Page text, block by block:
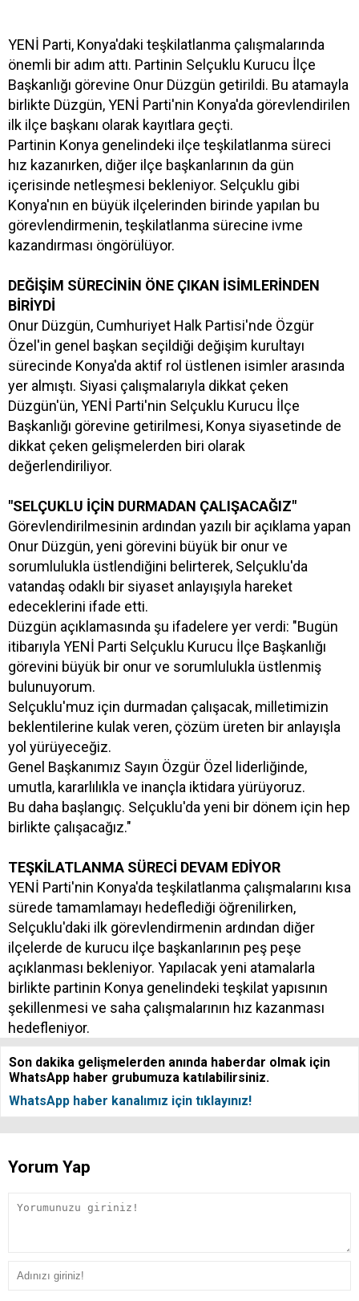
YENİ Parti, Konya'daki teşkilatlanma çalışmalarında
önemli bir adım attı. Partinin Selçuklu Kurucu İlçe
Başkanlığı görevine Onur Düzgün getirildi. Bu atamayla
birlikte Düzgün, YENİ Parti'nin Konya'da görevlendirilen
ilk ilçe başkanı olarak kayıtlara geçti.
Partinin Konya genelindeki ilçe teşkilatlanma süreci
hız kazanırken, diğer ilçe başkanlarının da gün
içerisinde netleşmesi bekleniyor. Selçuklu gibi
Konya'nın en büyük ilçelerinden birinde yapılan bu
görevlendirmenin, teşkilatlanma sürecine ivme
kazandırması öngörülüyor.
DEĞİŞİM SÜRECİNİN ÖNE ÇIKAN İSİMLERİNDEN
BİRİYDİ
Onur Düzgün, Cumhuriyet Halk Partisi'nde Özgür
Özel'in genel başkan seçildiği değişim kurultayı
sürecinde Konya'da aktif rol üstlenen isimler arasında
yer almıştı. Siyasi çalışmalarıyla dikkat çeken
Düzgün'ün, YENİ Parti'nin Selçuklu Kurucu İlçe
Başkanlığı görevine getirilmesi, Konya siyasetinde de
dikkat çeken gelişmelerden biri olarak
değerlendiriliyor.
"SELÇUKLU İÇİN DURMADAN ÇALIŞACAĞIZ"
Görevlendirilmesinin ardından yazılı bir açıklama yapan
Onur Düzgün, yeni görevini büyük bir onur ve
sorumlulukla üstlendiğini belirterek, Selçuklu'da
vatandaş odaklı bir siyaset anlayışıyla hareket
edeceklerini ifade etti.
Düzgün açıklamasında şu ifadelere yer verdi: "Bugün
itibarıyla YENİ Parti Selçuklu Kurucu İlçe Başkanlığı
görevini büyük bir onur ve sorumlulukla üstlenmiş
bulunuyorum.
Selçuklu'muz için durmadan çalışacak, milletimizin
beklentilerine kulak veren, çözüm üreten bir anlayışla
yol yürüyeceğiz.
Genel Başkanımız Sayın Özgür Özel liderliğinde,
umutla, kararlılıkla ve inançla iktidara yürüyoruz.
Bu daha başlangıç. Selçuklu'da yeni bir dönem için hep
birlikte çalışacağız."
TEŞKİLATLANMA SÜRECİ DEVAM EDİYOR
YENİ Parti'nin Konya'da teşkilatlanma çalışmalarını kısa
sürede tamamlamayı hedeflediği öğrenilirken,
Selçuklu'daki ilk görevlendirmenin ardından diğer
ilçelerde de kurucu ilçe başkanlarının peş peşe
açıklanması bekleniyor. Yapılacak yeni atamalarla
birlikte partinin Konya genelindeki teşkilat yapısının
şekillenmesi ve saha çalışmalarının hız kazanması
hedefleniyor.
Son dakika gelişmelerden anında haberdar olmak için
WhatsApp haber grubumuza katılabilirsiniz.
WhatsApp haber kanalımız için tıklayınız!
Yorum Yap